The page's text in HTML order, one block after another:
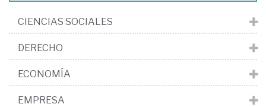
CIENCIAS SOCIALES
DERECHO
ECONOMÍA
EMPRESA